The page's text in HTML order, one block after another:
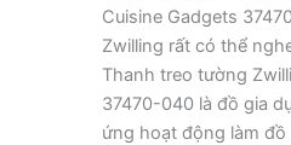
Cuisine Gadgets
Zwilling rất có thể
Thanh treo tường
37470-040 là đồ gia
ứng hoạt động làm